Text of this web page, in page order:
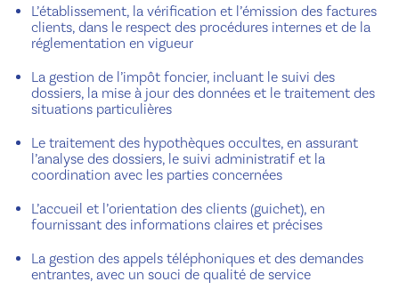
L’établissement, la vérification et l’émission des factures
clients, dans le respect des procédures internes et de la
réglementation en vigueur
La gestion de l’impôt foncier, incluant le suivi des
dossiers, la mise à jour des données et le traitement des
situations particulières
Le traitement des hypothèques occultes, en assurant
l’analyse des dossiers, le suivi administratif et la
coordination avec les parties concernées
L’accueil et l’orientation des clients (guichet), en
fournissant des informations claires et précises
La gestion des appels téléphoniques et des demandes
entrantes, avec un souci de qualité de service